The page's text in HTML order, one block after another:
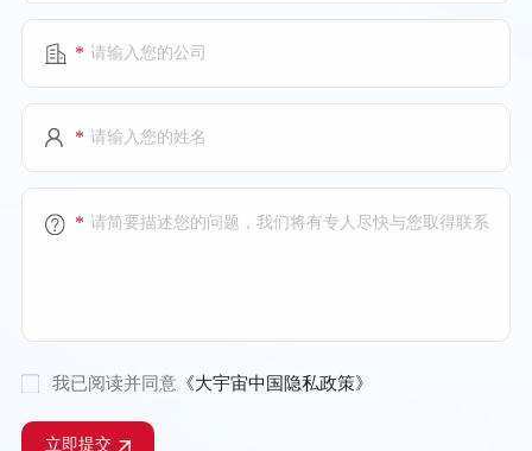
*
*
*
我已阅读并同意 《大宇宙中国隐私政策》
立即提交